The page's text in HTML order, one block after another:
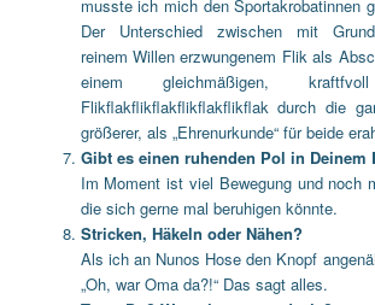
musste ich mich den Sportakrobatinnen
Der Unterschied zwischen mit
reinem Willen erzwungenem Flik als
einem gleichmäßigen,
Flikflakflikflakflikflakflikflak durch die
größerer, als „Ehrenurkunde“ für beide
Gibt es einen ruhenden Pol in Deinem
Im Moment ist viel Bewegung und noch
die sich gerne mal beruhigen könnte.
Stricken, Häkeln oder Nähen?
Als ich an Nunos Hose den Knopf
„Oh, war Oma da?!“ Das sagt alles.